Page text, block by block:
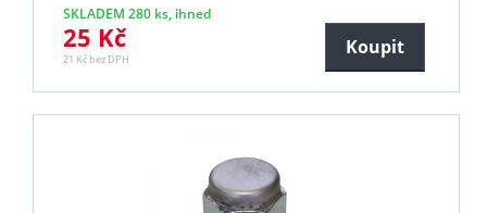
SKLADEM 280 ks, ihned
25 Kč
21 Kč bez DPH
Koupit